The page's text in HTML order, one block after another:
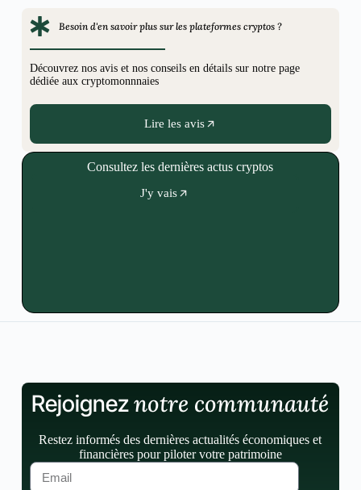
Besoin d'en savoir plus sur les plateformes cryptos ?
Découvrez nos avis et nos conseils en détails sur notre page
dédiée aux cryptomonnnaies
Lire les avis
Consultez les dernières actus cryptos
J'y vais
Rejoigneznotre communauté
Restez informés des dernières actualités économiques et
financières pour piloter votre patrimoine